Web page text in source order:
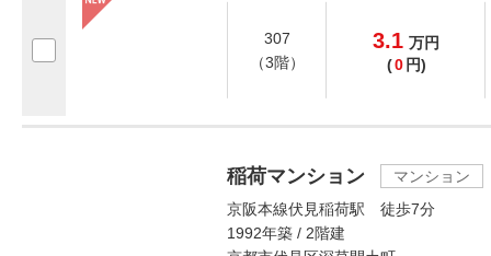
307
（3階）
3.1 万円
(0 円)
稲荷マンション
マンション
京阪本線伏見稲荷駅 徒歩7分
1992年築 / 2階建